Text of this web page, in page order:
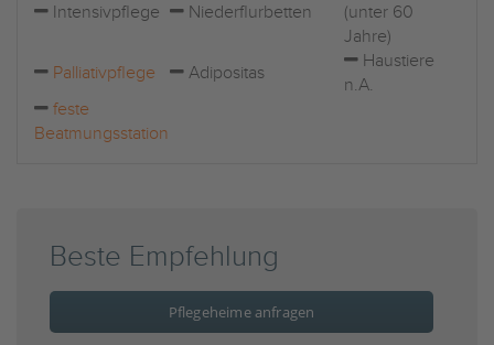
Intensivpflege Niederflurbetten
(unter 60
Jahre)
Palliativpflege
Adipositas
Haustiere
n.A.
feste
Beatmungsstation
Beste Empfehlung
Pflegeheime anfragen